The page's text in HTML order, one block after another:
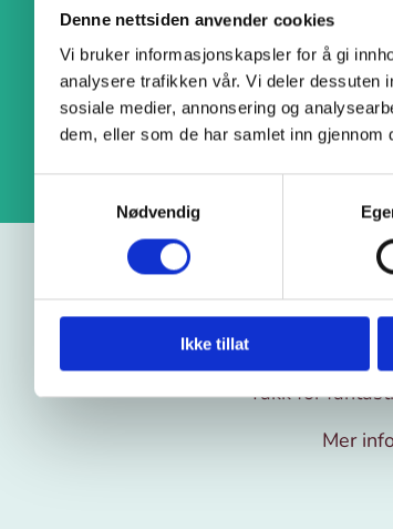
Denne nettsiden anvender cookies
Vi bruker informasjonskapsler for å gi
analysere trafikken vår. Vi deler dessuten
sosiale medier, annonsering og
dem, eller som de har samlet inn gjennom
Nødvendig
Ikke tillat
Takk for
Mer